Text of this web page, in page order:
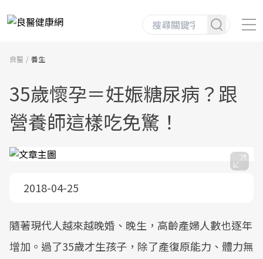
良醫 養生
35歲懷孕＝妊娠糖尿病？跟
營養師這樣吃免驚！
2018-04-25
隨著現代人越來越晚婚、晚生，高齡產婦人數也逐年
增加。過了35歲才生孩子，除了產復原能力、體力無